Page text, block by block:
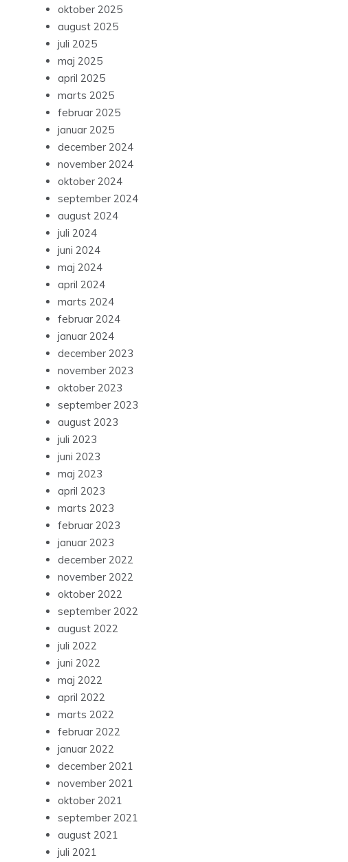
oktober 2025
august 2025
juli 2025
maj 2025
april 2025
marts 2025
februar 2025
januar 2025
december 2024
november 2024
oktober 2024
september 2024
august 2024
juli 2024
juni 2024
maj 2024
april 2024
marts 2024
februar 2024
januar 2024
december 2023
november 2023
oktober 2023
september 2023
august 2023
juli 2023
juni 2023
maj 2023
april 2023
marts 2023
februar 2023
januar 2023
december 2022
november 2022
oktober 2022
september 2022
august 2022
juli 2022
juni 2022
maj 2022
april 2022
marts 2022
februar 2022
januar 2022
december 2021
november 2021
oktober 2021
september 2021
august 2021
juli 2021